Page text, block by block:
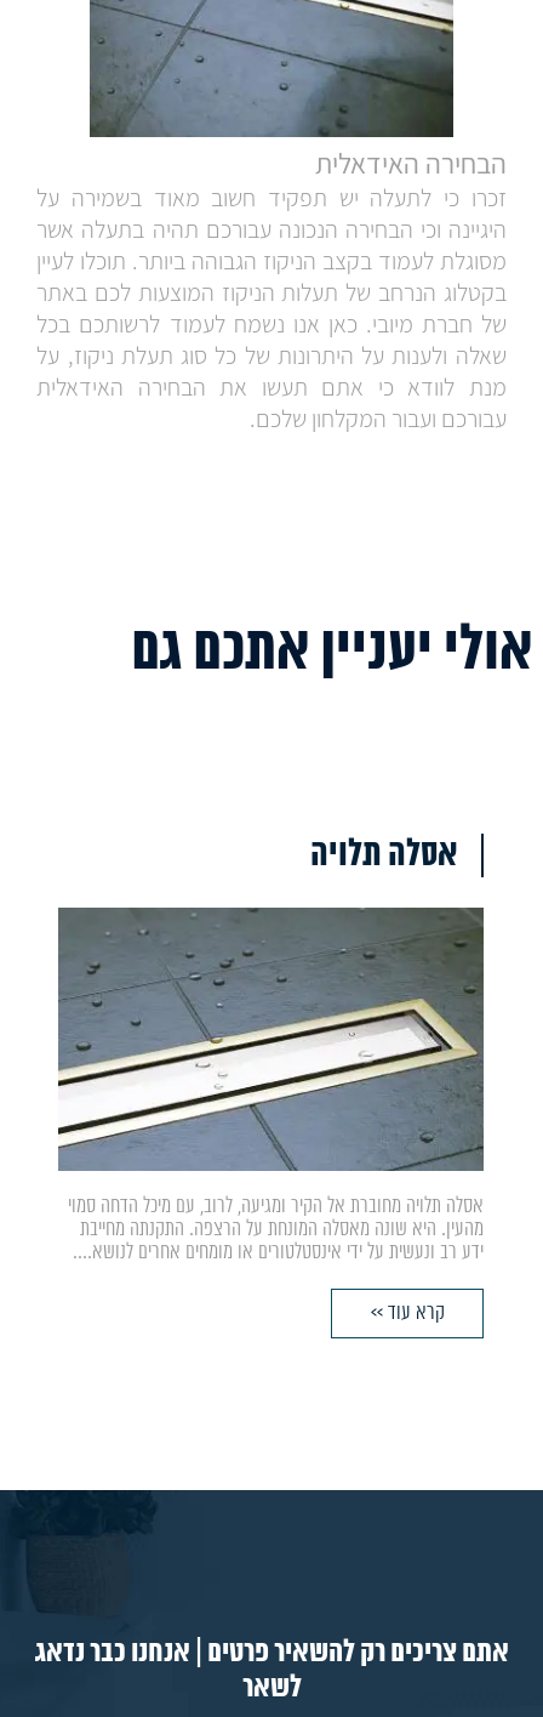
הבחירה האידאלית
זכרו כי לתעלה יש תפקיד חשוב מאוד בשמירה על
היגיינה וכי הבחירה הנכונה עבורכם תהיה בתעלה אשר
מסוגלת לעמוד בקצב הניקוז הגבוהה ביותר. תוכלו לעיין
בקטלוג הנרחב של תעלות הניקוז המוצעות לכם באתר
של חברת מיובי. כאן אנו נשמח לעמוד לרשותכם בכל
שאלה ולענות על היתרונות של כל סוג תעלת ניקוז, על
מנת לוודא כי אתם תעשו את הבחירה האידאלית
עבורכם ועבור המקלחון שלכם.
אולי יעניין אתכם גם
אסלה תלויה
אסלה תלויה מחוברת אל הקיר ומגיעה, לרוב, עם מיכל הדחה סמוי
מהעין. היא שונה מאסלה המונחת על הרצפה. התקנתה מחייבת
ידע רב ונעשית על ידי אינסטלטורים או מומחים אחרים לנושא....
קרא עוד >>
אתם צריכים רק להשאיר פרטים | אנחנו כבר נדאג
לשאר